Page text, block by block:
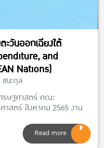
วันออกเฉียงใต้
and
Nations)
นะกุล
รษฐศาสตร์ คณะ
าสตร์ สิงหาคม 2565 งาน
Read more